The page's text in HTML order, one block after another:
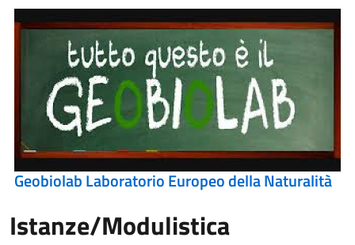
Geobiolab Laboratorio Europeo della Naturalità
Istanze/Modulistica